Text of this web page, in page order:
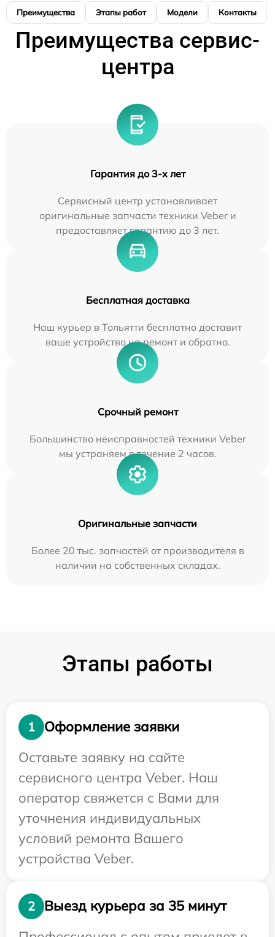
Преимущества Этапы работ Модели Контакты
Преимущества сервис-
центра
Гарантия до 3-х лет
Сервисный центр устанавливает
оригинальные запчасти техники Veber и
предоставляет гарантию до 3 лет.
Бесплатная доставка
Наш курьер в Тольятти бесплатно доставит
ваше устройство на ремонт и обратно.
Срочный ремонт
Большинство неисправностей техники Veber
мы устраняем в течение 2 часов.
Оригинальные запчасти
Более 20 тыс. запчастей от производителя в
наличии на собственных складах.
Этапы работы
1
Оформление заявки
Оставьте заявку на сайте
сервисного центра Veber. Наш
оператор свяжется с Вами для
уточнения индивидуальных
условий ремонта Вашего
устройства Veber.
2
Выезд курьера за 35 минут